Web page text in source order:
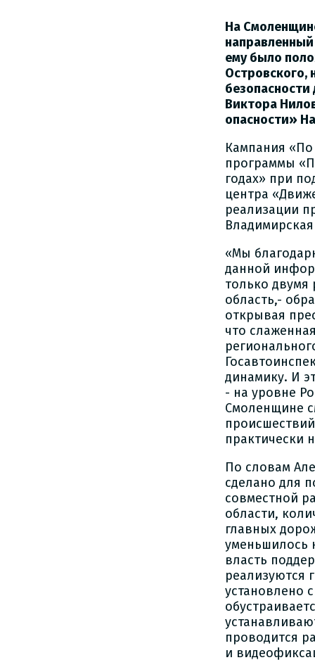
На
ему было
Островского,
Виктора
опасности»
Кампания
программы
годах» при
центра
реализации
«Мы
данной
только
область,-
открывая
что
динамику. И
- на уровне
Смоленщине
практически
По словам
сделано для
совместной
области,
главных
уменьшилось
власть
реализуются
установлено
проводится
и